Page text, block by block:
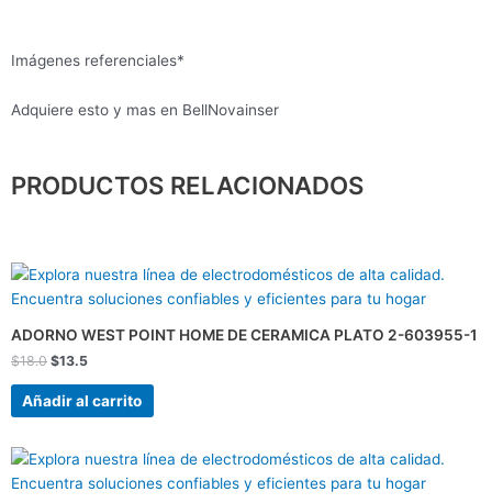
Imágenes referenciales*
Adquiere esto y mas en BellNovainser
PRODUCTOS RELACIONADOS
ADORNO WEST POINT HOME DE CERAMICA PLATO 2-603955-1
$18.0
El
original
$18.0.
$13.5
El
actual
$13.5.
Añadir al carrito
El
precio
original
El
actual